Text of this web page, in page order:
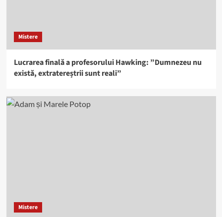
Mistere
Lucrarea finală a profesorului Hawking: ”Dumnezeu nu
există, extratereștrii sunt reali”
Mistere